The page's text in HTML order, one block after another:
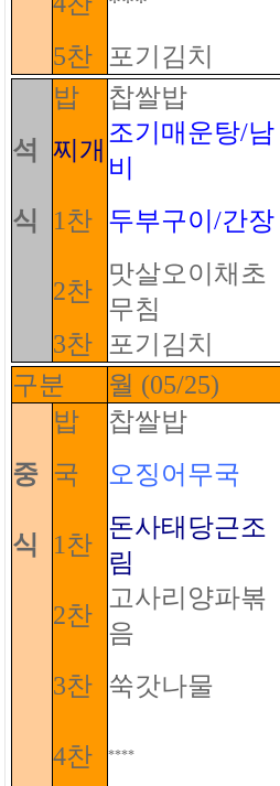
5찬
포기김치
밥
찹쌀밥
석
찌개
조기매운탕/남
비
식
1찬 두부구이/간장
2찬
맛살오이채초
무침
3찬
포기김치
구분
월 (05/25)
밥
찹쌀밥
중 국 오징어무국
식 1찬
돈사태당근조
림
2찬
고사리양파볶
음
3찬 쑥갓나물
4찬 ****